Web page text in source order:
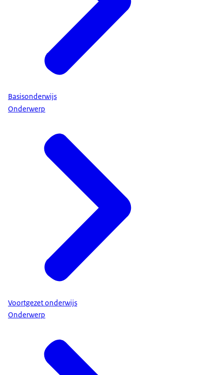
Basisonderwijs
Onderwerp
Voortgezet onderwijs
Onderwerp